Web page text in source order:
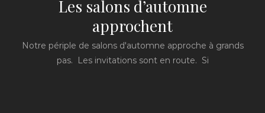
Les salons d’automne
approchent
Notre périple de salons d'automne approche à grands
pas. Les invitations sont en route. Si